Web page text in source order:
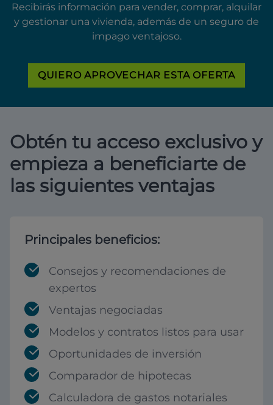
Recibirás información para vender, comprar, alquilar
y gestionar una vivienda, además de un seguro de
impago ventajoso.
QUIERO APROVECHAR ESTA OFERTA
Obtén tu acceso exclusivo y
empieza a beneficiarte de
las siguientes ventajas
Principales beneficios:
Consejos y recomendaciones de
expertos
Ventajas negociadas
Modelos y contratos listos para usar
Oportunidades de inversión
Comparador de hipotecas
Calculadora de gastos notariales